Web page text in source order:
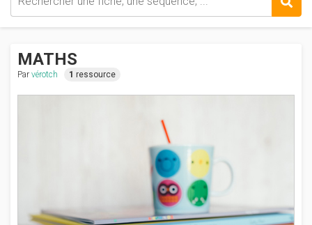
MATHS
Par vérotch 1 ressource